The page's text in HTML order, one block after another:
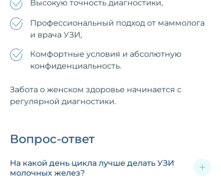
Высокую точность диагностики,
Профессиональный подход от маммолога
и врача УЗИ,
Комфортные условия и абсолютную
конфиденциальность.
Забота о женском здоровье начинается с
регулярной диагностики.
Вопрос-ответ
На какой день цикла лучше делать УЗИ
молочных желез?